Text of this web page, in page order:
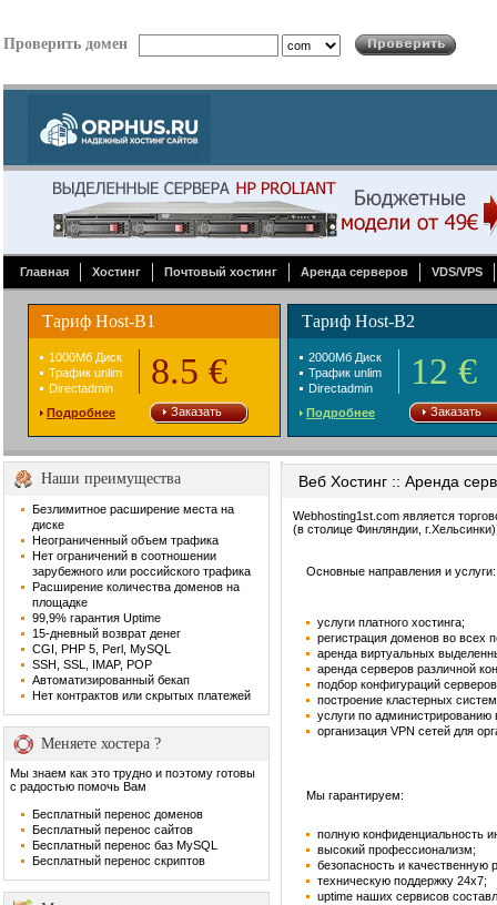
Проверить домен
Главная Хостинг Почтовый хостинг Аренда серверов VDS/VPS
Тариф Host-B1
1000Mб Диск
Трафик unlim
Directadmin
8.5 €
Подробнее Заказать
Тариф Host-B2
2000Mб Диск
Трафик unlim
Directadmin
12 €
Подробнее Заказать
Наши преимущества
Безлимитное расширение места на
диске
Неограниченный объем трафика
Нет ограничений в соотношении
зарубежного или российского трафика
Расширение количества доменов на
площадке
99,9% гарантия Uptime
15-дневный возврат денег
CGI, PHP 5, Perl, MySQL
SSH, SSL, IMAP, POP
Автоматизированный бекап
Нет контрактов или скрытых платежей
Меняете хостера ?
Мы знаем как это трудно и поэтому готовы
с радостью помочь Вам
Бесплатный перенос доменов
Бесплатный перенос сайтов
Бесплатный перенос баз MySQL
Бесплатный перенос скриптов
Веб Хостинг :: Аренда
Webhosting1st.com является
(в столице Финляндии,
Основные направления и услуги:
услуги платного хостинга;
регистрация доменов во всех
аренда виртуальных
аренда серверов различной
подбор конфигураций
построение кластерных
услуги по
организация VPN сетей для
Мы гарантируем:
полную конфиденциальность
высокий профессионализм;
безопасность и качественную
техническую поддержку 24х7;
uptime наших сервисов